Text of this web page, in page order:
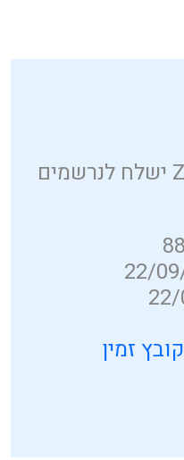
קישור ל ZOOM ישלח לנרשמים
קובץ זמין